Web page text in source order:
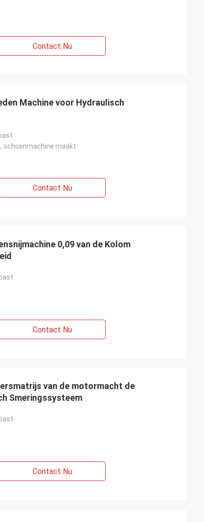
Contact Nu
Machine voor Hydraulisch
schoenmachine maakt
Contact Nu
0,09 van de Kolom
Contact Nu
van de motormacht de
Smeringssysteem
Contact Nu